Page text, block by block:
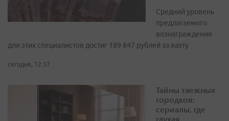
Средний уровень
предлагаемого
вознаграждения
для этих специалистов достиг 189 847 рублей за вахту
сегодня, 12:37
Тайны таежных
городков:
сериалы, где